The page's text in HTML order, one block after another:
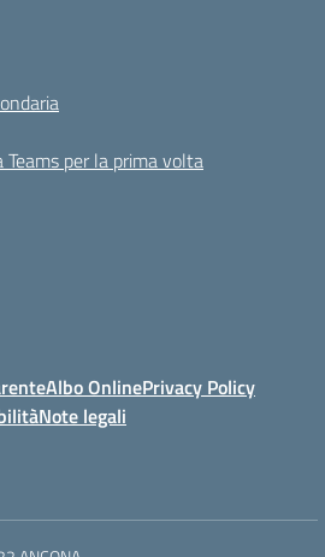
Teams per la prima volta
Albo OnlinePrivacy Policy
Note legali